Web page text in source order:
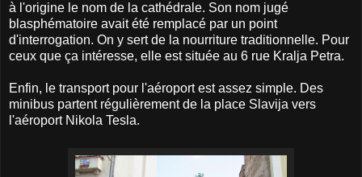
à l'origine le nom de la cathédrale. Son nom jugé
blasphématoire avait été remplacé par un point
d'interrogation. On y sert de la nourriture traditionnelle. Pour
ceux que ça intéresse, elle est située au 6 rue Kralja Petra.
Enfin, le transport pour l'aéroport est assez simple. Des
minibus partent régulièrement de la place Slavija vers
l'aéroport Nikola Tesla.